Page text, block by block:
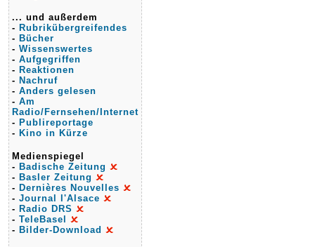
... und außerdem
- Rubrikübergreifendes
- Bücher
- Wissenswertes
- Aufgegriffen
- Reaktionen
- Nachruf
- Anders gelesen
- Am
Radio/Fernsehen/Internet
- Publireportage
- Kino in Kürze
Medienspiegel
- Badische Zeitung
- Basler Zeitung
- Dernières Nouvelles
- Journal l'Alsace
- Radio DRS
- TeleBasel
- Bilder-Download